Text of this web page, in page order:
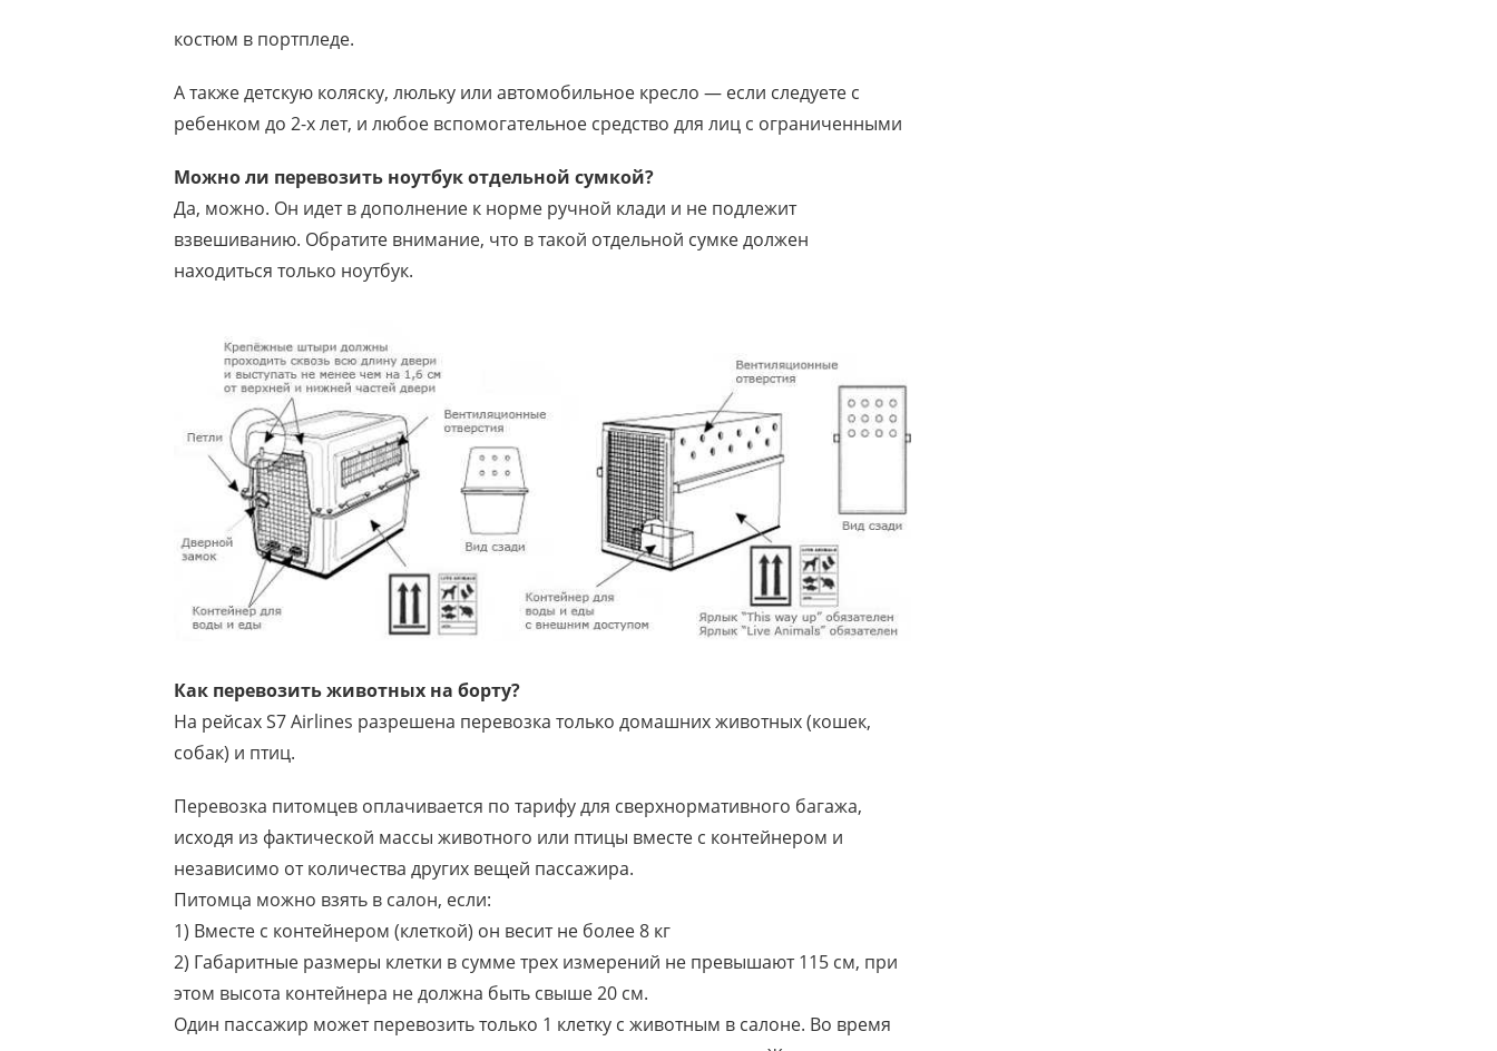
костюм в портпледе.
А также детскую коляску, люльку или автомобильное кресло — если следуете с
ребенком до 2-х лет, и любое вспомогательное средство для лиц с ограниченными
Можно ли перевозить ноутбук отдельной сумкой?
Да, можно. Он идет в дополнение к норме ручной клади и не подлежит
взвешиванию. Обратите внимание, что в такой отдельной сумке должен
находиться только ноутбук.
Как перевозить животных на борту?
На рейсах S7 Airlines разрешена перевозка только домашних животных (кошек,
собак) и птиц.
Перевозка питомцев оплачивается по тарифу для сверхнормативного багажа,
исходя из фактической массы животного или птицы вместе с контейнером и
независимо от количества других вещей пассажира.
Питомца можно взять в салон, если:
1) Вместе с контейнером (клеткой) он весит не более 8 кг
2) Габаритные размеры клетки в сумме трех измерений не превышают 115 см, при
этом высота контейнера не должна быть свыше 20 см.
Один пассажир может перевозить только 1 клетку с животным в салоне. Во время